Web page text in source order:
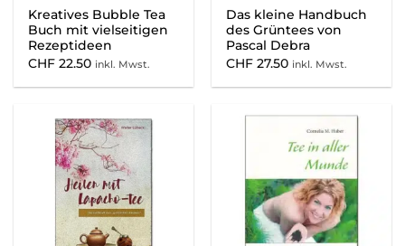
Kreatives Bubble Tea
Buch mit vielseitigen
Rezeptideen
CHF 22.50 inkl. Mwst.
Das kleine Handbuch
des Grüntees von
Pascal Debra
CHF 27.50 inkl. Mwst.